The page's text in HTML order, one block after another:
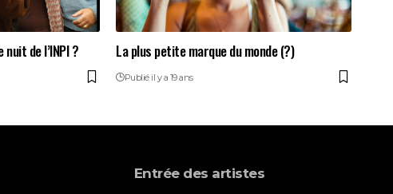
de l’INPI ? La plus petite marque du monde (?)
Publié il y a 19 ans
Entrée des artistes